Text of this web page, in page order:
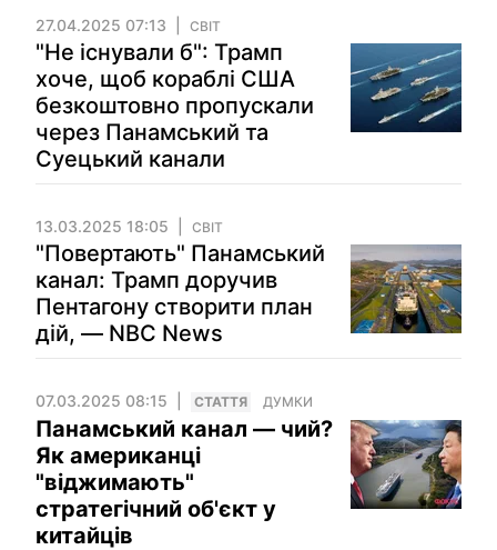
27.04.2025 07:13 СВІТ
"Не існували б": Трамп
хоче, щоб кораблі США
безкоштовно пропускали
через Панамський та
Суецький канали
13.03.2025 18:05 СВІТ
"Повертають" Панамський
канал: Трамп доручив
Пентагону створити план
дій, — NBC News
07.03.2025 08:15 СТАТТЯ ДУМКИ
Панамський канал — чий?
Як американці
"віджимають"
стратегічний об'єкт у
китайців